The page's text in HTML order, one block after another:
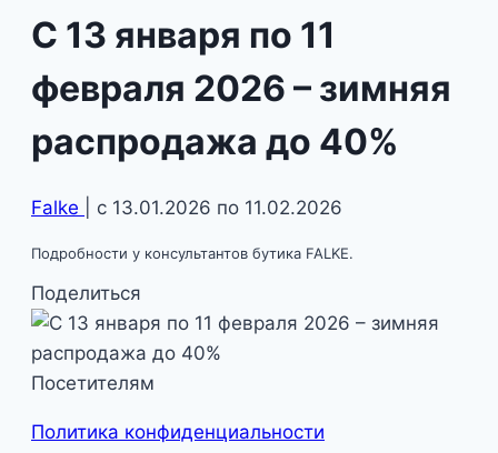
С 13 января по 11
февраля 2026 – зимняя
распродажа до 40%
Falke | с 13.01.2026 по 11.02.2026
Подробности у консультантов бутика FALKE.
Поделиться
Посетителям
Политика конфиденциальности